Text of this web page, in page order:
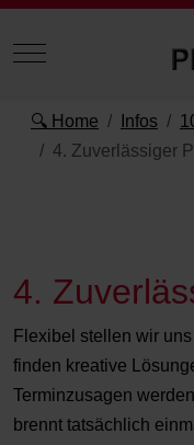
Mobile Menu Toggle
🔍 Home Infos
4. Zuverlässiger
4.
Flexibel stellen wir
finden kreative
Terminzusagen
brennt tatsächlich